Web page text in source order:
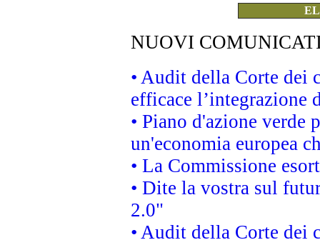
NUOVI
• Audit della Corte dei
efficace l’integrazione
• Piano d'azione verde
un'economia europea
• La Commissione
• Dite la vostra sul
2.0"
• Audit della Corte dei